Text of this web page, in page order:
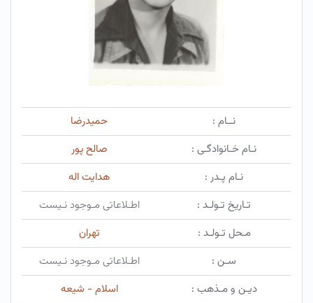
نــام :
حمیدرضا
نـام خـانوادگـی :
صالح پور
نـام پـدر :
هدایت اله
تـاریخ تـولـد :
اطـلاعاتی مـوجود نـیست
مـحل تـولـد :
تهران
سـن :
اطـلاعاتی مـوجود نـیست
دیـن و مـذهب :
اسلام - شیعه